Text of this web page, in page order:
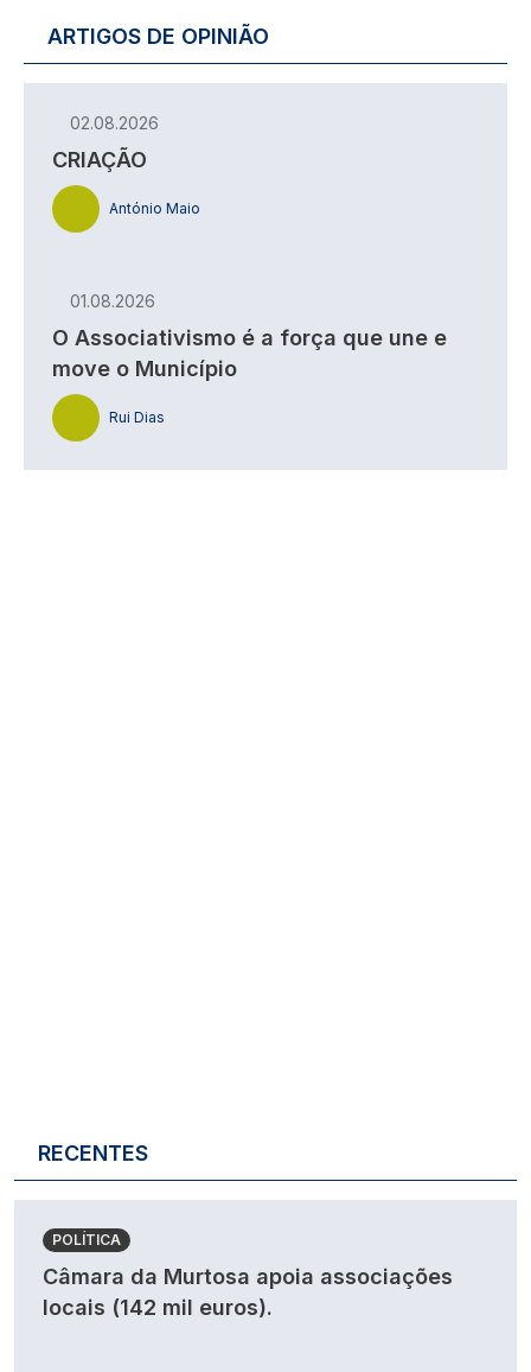
ARTIGOS DE OPINIÃO
02.08.2026
CRIAÇÃO
António Maio
01.08.2026
O Associativismo é a força que une e
move o Município
Rui Dias
RECENTES
POLÍTICA
Câmara da Murtosa apoia associações
locais (142 mil euros).